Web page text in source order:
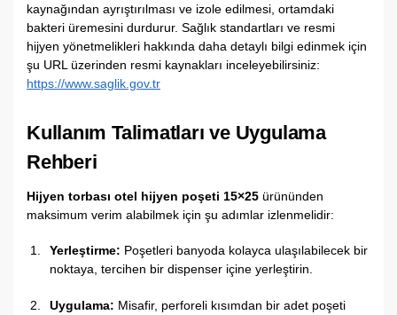
kaynağından ayrıştırılması ve izole edilmesi, ortamdaki
bakteri üremesini durdurur. Sağlık standartları ve resmi
hijyen yönetmelikleri hakkında daha detaylı bilgi edinmek için
şu URL üzerinden resmi kaynakları inceleyebilirsiniz:
https://www.saglik.gov.tr
Kullanım Talimatları ve Uygulama
Rehberi
Hijyen torbası otel hijyen poşeti 15×25 ürününden
maksimum verim alabilmek için şu adımlar izlenmelidir:
Yerleştirme: Poşetleri banyoda kolayca ulaşılabilecek bir
noktaya, tercihen bir dispenser içine yerleştirin.
Uygulama: Misafir, perforeli kısımdan bir adet poşeti